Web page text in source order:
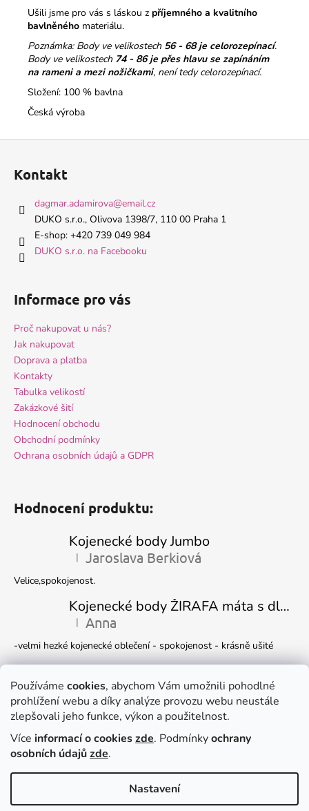
Používáme cookies, abychom Vám umožnili pohodlné
prohlížení webu a díky analýze provozu webu neustále
zlepšovali jeho funkce, výkon a použitelnost.
Více informací o cookieszde. Podmínkyochrany
osobních údajůzde.
Nastavení
Dočasně můžete v e-shopu nakupovat
Ušili jsme pro vás s láskou z příjemného a kvalitního
bavlněného materiálu.
Poznámka: Body ve velikostech 56 - 68 je celorozepínací.
Body ve velikostech 74 - 86 je přes hlavu se zapínáním
na rameni a mezi nožičkami, není tedy celorozepínací.
Složení: 100 % bavlna
Česká výroba
Kontakt
dagmar.adamirova@email.cz
DUKO s.r.o., Olivova 1398/7, 110 00 Praha 1
E-shop: +420 739 049 984
DUKO s.r.o. na Facebooku
Informace pro vás
Proč nakupovat u nás?
Jak nakupovat
Doprava a platba
Kontakty
Tabulka velikostí
Zakázkové šití
Hodnocení obchodu
Obchodní podmínky
Ochrana osobních údajů a GDPR
Hodnocení produktu:
Kojenecké body Jumbo
Hodnocení produktu je 5 z 5 hvězdiček.
| Jaroslava Berkiová
Velice,spokojenost.
Kojenecké body ŽIRAFA máta s dlouhým rukávem
Hodnocení produktu je 5 z 5 hvězdiček.
| Anna
-velmi hezké kojenecké oblečení - spokojenost - krásně ušité
Kojenecká čepička DINO
Hodnocení produktu je 5 z 5 hvězdiček.
| Ivana Marková
Krásné
Facebook